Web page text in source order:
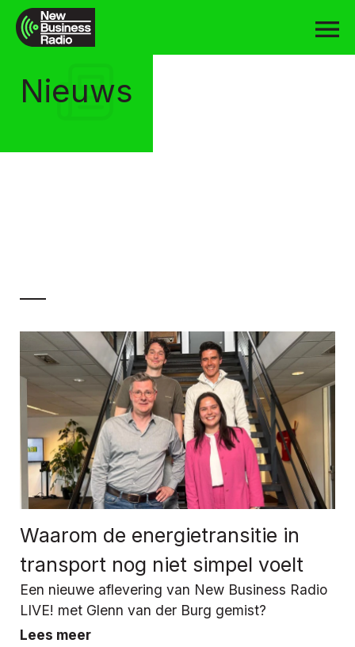
Nieuws
Waarom de energietransitie in
transport nog niet simpel voelt
Een nieuwe aflevering van New Business Radio
LIVE! met Glenn van der Burg gemist?
Lees meer